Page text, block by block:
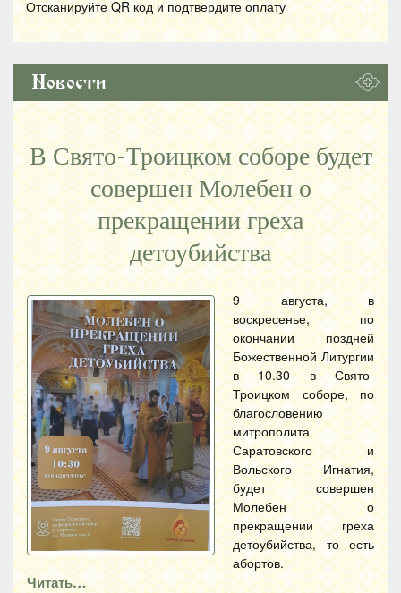
Отсканируйте QR код и подтвердите оплату
Новости
В Свято-Троицком соборе будет
совершен Молебен о
прекращении греха
детоубийства
9 августа, в
воскресенье, по
окончании поздней
Божественной Литургии
в 10.30 в Свято-
Троицком соборе, по
благословению
митрополита
Саратовского и
Вольского Игнатия,
будет совершен
Молебен о
прекращении греха
детоубийства, то есть
абортов.
Читать…